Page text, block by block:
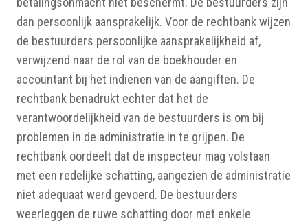
dan persoonlijk aansprakelijk. Voor de rechtbank wijzen
de bestuurders persoonlijke aansprakelijkheid af,
verwijzend naar de rol van de boekhouder en
accountant bij het indienen van de aangiften. De
rechtbank benadrukt echter dat het de
verantwoordelijkheid van de bestuurders is om bij
problemen in de administratie in te grijpen. De
rechtbank oordeelt dat de inspecteur mag volstaan
met een redelijke schatting, aangezien de administratie
niet adequaat werd gevoerd. De bestuurders
weerleggen de ruwe schatting door met enkele